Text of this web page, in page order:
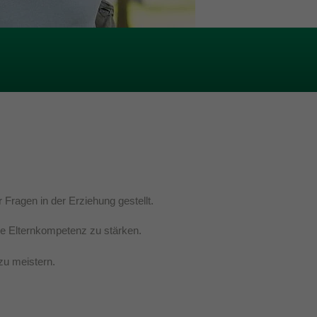
in der Erziehung gestellt.
Elternkompetenz zu stärken.
meistern.